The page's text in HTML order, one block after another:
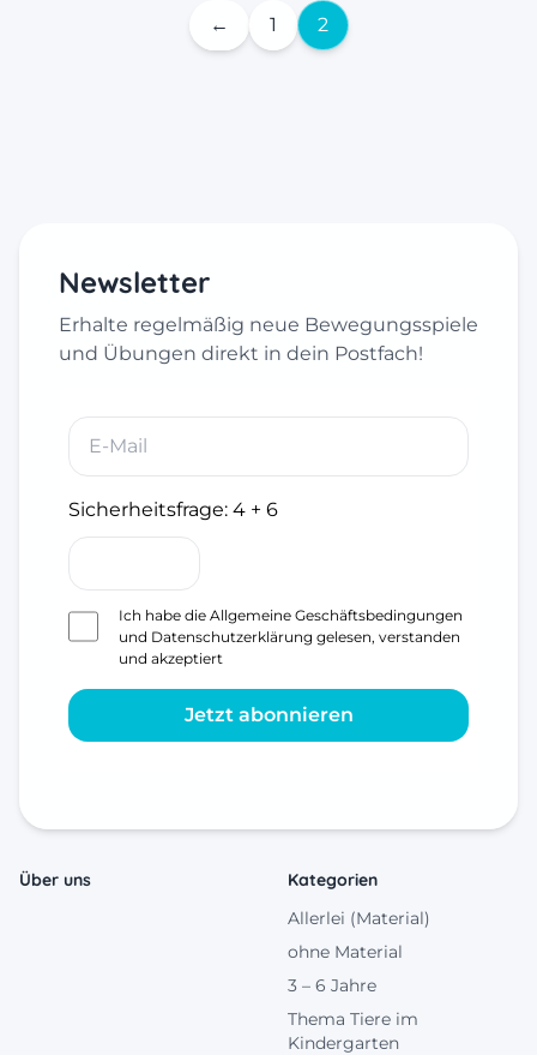
← 1 2
Newsletter
Erhalte regelmäßig neue Bewegungsspiele
und Übungen direkt in dein Postfach!
Sicherheitsfrage: 4 + 6
Ich habe die Allgemeine Geschäftsbedingungen
und Datenschutzerklärung gelesen, verstanden
und akzeptiert
Jetzt abonnieren
Über uns
Kategorien
Allerlei (Material)
ohne Material
3 – 6 Jahre
Thema Tiere im
Kindergarten